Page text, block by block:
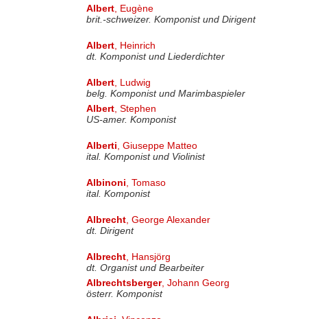
Albert, Eugène
brit.-schweizer. Komponist und Dirigent
Albert, Heinrich
dt. Komponist und Liederdichter
Albert, Ludwig
belg. Komponist und Marimbaspieler
Albert, Stephen
US-amer. Komponist
Alberti, Giuseppe Matteo
ital. Komponist und Violinist
Albinoni, Tomaso
ital. Komponist
Albrecht, George Alexander
dt. Dirigent
Albrecht, Hansjörg
dt. Organist und Bearbeiter
Albrechtsberger, Johann Georg
österr. Komponist